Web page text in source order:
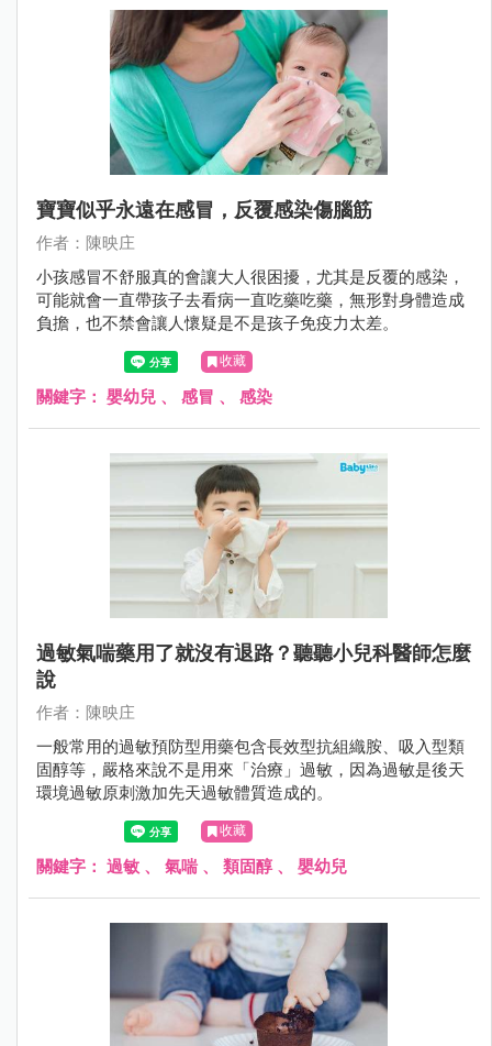
寶寶似乎永遠在感冒，反覆感染傷腦筋
作者：陳映庄
小孩感冒不舒服真的會讓大人很困擾，尤其是反覆的感染，
可能就會一直帶孩子去看病一直吃藥吃藥，無形對身體造成
負擔，也不禁會讓人懷疑是不是孩子免疫力太差。
收藏
關鍵字： 嬰幼兒 、 感冒 、 感染
過敏氣喘藥用了就沒有退路？聽聽小兒科醫師怎麼
說
作者：陳映庄
一般常用的過敏預防型用藥包含長效型抗組織胺、吸入型類
固醇等，嚴格來說不是用來「治療」過敏，因為過敏是後天
環境過敏原刺激加先天過敏體質造成的。
收藏
關鍵字： 過敏 、 氣喘、 類固醇、 嬰幼兒